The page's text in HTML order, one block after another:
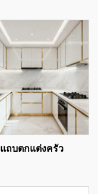
แถบตกแต่งครัว